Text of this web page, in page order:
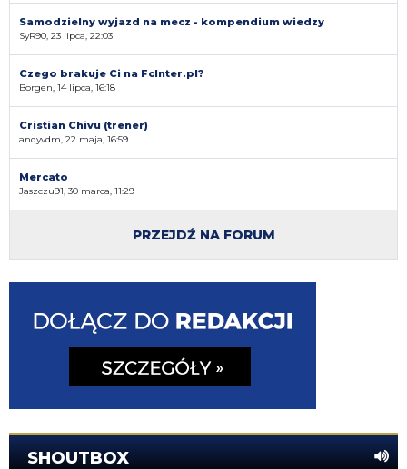
Samodzielny wyjazd na mecz - kompendium wiedzy
SyR90, 23 lipca, 22:03
Czego brakuje Ci na FcInter.pl?
Borgen, 14 lipca, 16:18
Cristian Chivu (trener)
andyvdm, 22 maja, 16:59
Mercato
Jaszczu91, 30 marca, 11:29
PRZEJDŹ NA FORUM
SHOUTBOX